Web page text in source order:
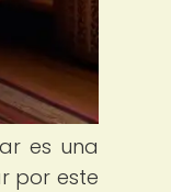
es una
por este